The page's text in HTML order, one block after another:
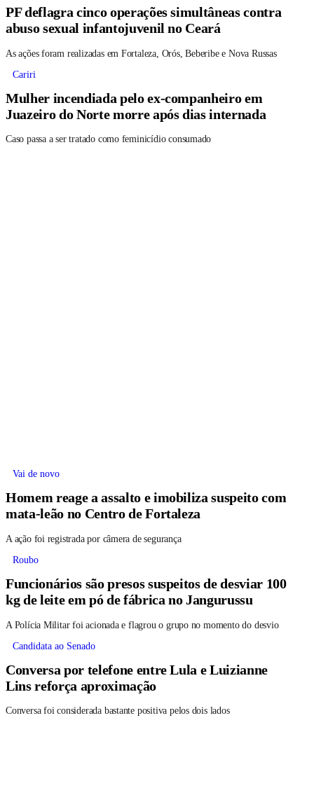
PF deflagra cinco operações simultâneas contra
abuso sexual infantojuvenil no Ceará
As ações foram realizadas em Fortaleza, Orós, Beberibe e Nova Russas
Cariri
Mulher incendiada pelo ex-companheiro em
Juazeiro do Norte morre após dias internada
Caso passa a ser tratado como feminicídio consumado
Vai de novo
Homem reage a assalto e imobiliza suspeito com
mata-leão no Centro de Fortaleza
A ação foi registrada por câmera de segurança
Roubo
Funcionários são presos suspeitos de desviar 100
kg de leite em pó de fábrica no Jangurussu
A Polícia Militar foi acionada e flagrou o grupo no momento do desvio
Candidata ao Senado
Conversa por telefone entre Lula e Luizianne
Lins reforça aproximação
Conversa foi considerada bastante positiva pelos dois lados